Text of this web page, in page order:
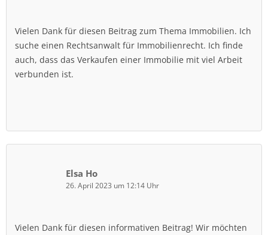
Vielen Dank für diesen Beitrag zum Thema Immobilien. Ich
suche einen Rechtsanwalt für Immobilienrecht. Ich finde
auch, dass das Verkaufen einer Immobilie mit viel Arbeit
verbunden ist.
Elsa Ho
26. April 2023 um 12:14 Uhr
Vielen Dank für diesen informativen Beitrag! Wir möchten